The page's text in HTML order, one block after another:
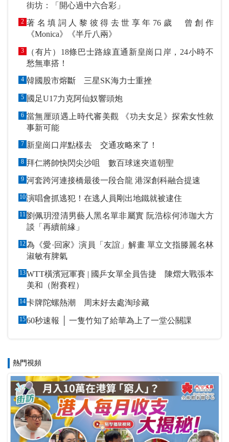
街坊：「開心過中六合彩」
2 著名填詞人黎彼得去世享年76歲 曾創作
《Monica》《半斤八兩》
3
（有片）18條巴士路線直通新皇崗口岸，24小時不
愁無車搭！
4 韓國股市熔斷 三星SK海力士重挫
5 國足U17力克阿仙奴響頭炮
6 當無厘頭遇上時代審美觀 《功夫女足》探索女性敘
事新可能
7 新皇崗口岸點樣去 交通攻略來了！
8 拜仁將帥快閃尖沙咀 數百球迷夾道朝聖
9 河套跨河連接橋最後一段合龍 港深創科融合提速
10演唱會抓逃犯！在逃人員剛出地鐵就被逮住
11劉佩玥澄清男藝人黑名單非屬實 阮浩棕何沛珈大方
談「再續前緣」
12為《愛·回家》演員「友誼」解畫 單立文指滕麗名林
淑敏有脾氣
13WTT橫濱冠軍賽 | 國乒女單全員告捷 陳熠大戰張本
美和（附賽程）
14卡牌陀螺熱潮 周末好去處淘珍藏
1560秒速報 │ 一隻竹知了給華為上了一堂公關課
熱門視頻